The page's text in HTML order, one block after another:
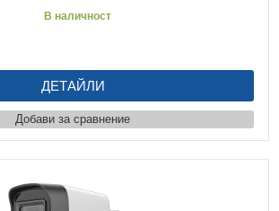
В наличност
ДЕТАЙЛИ
Добави за сравнение